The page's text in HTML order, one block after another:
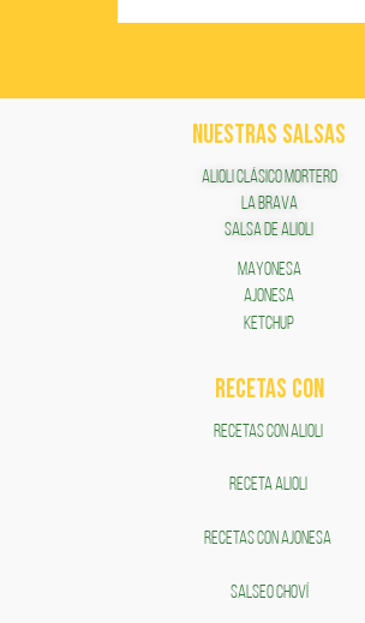
NUESTRAS SALSAS
ALIOLI CLÁSICO MORTERO
LA BRAVA
SALSA DE ALIOLI
MAYONESA
AJONESA
KETCHUP
RECETAS COn
RECETAS CON ALIOLI
RECETA ALIOLI
RECETAS CON AJONESA
SALSEO CHOVÍ